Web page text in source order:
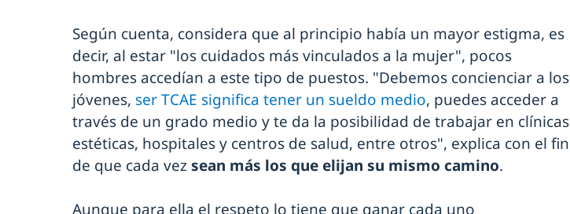
Según cuenta, considera que al principio había un mayor estigma, es
decir, al estar "los cuidados más vinculados a la mujer", pocos
hombres accedían a este tipo de puestos. "Debemos concienciar a los
jóvenes, ser TCAE significa tener un sueldo medio, puedes acceder a
través de un grado medio y te da la posibilidad de trabajar en clínicas
estéticas, hospitales y centros de salud, entre otros", explica con el fin
de que cada vezsean más los que elijan su mismo camino.
Aunque para ella el respeto lo tiene que ganar cada uno